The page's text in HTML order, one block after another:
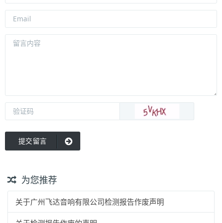
提交留言
为您推荐
关于广州飞达音响有限公司检测报告作废声明